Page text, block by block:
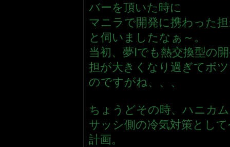
バーを頂いた時に
マニラで開発に携わった
と伺いましたなぁ～。
当初、夢Ⅰでも熱交換型の
担が大きくなり過ぎてボ
のですがね、、、
ちょうどその時、ハニカ
サッシ側の冷気対策とし
計画。